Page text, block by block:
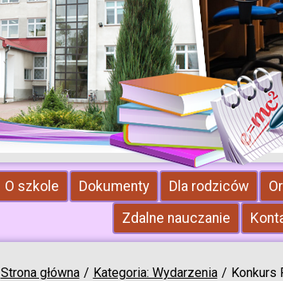
O szkole Dokumenty Dla rodziców
Zdalne nauczanie
Strona główna Kategoria: Wydarzenia Konkurs